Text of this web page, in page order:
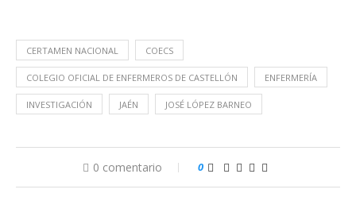
CERTAMEN NACIONAL COECS
COLEGIO OFICIAL DE ENFERMEROS DE CASTELLÓN ENFERMERÍA
INVESTIGACIÓN JAÉN JOSÉ LÓPEZ BARNEO
0 comentario 0